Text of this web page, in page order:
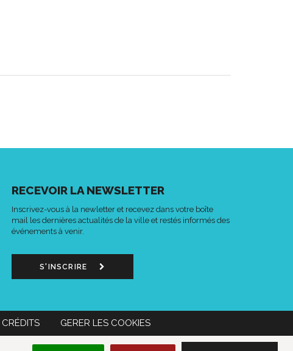
RECEVOIR LA NEWSLETTER
Inscrivez-vous à la newletter et recevez dans votre boîte
mail les dernières actualités de la ville et restés informés des
événements à venir.
S'INSCRIRE
CRÉDITS GERER LES COOKIES